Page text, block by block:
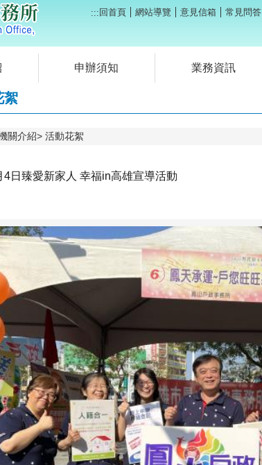
::: 回首頁 網站導覽 意見信箱 常見問答
申辦須知 業務資訊
絮
關介紹 活動花絮
4日臻愛新家人 幸福in高雄宣導活動